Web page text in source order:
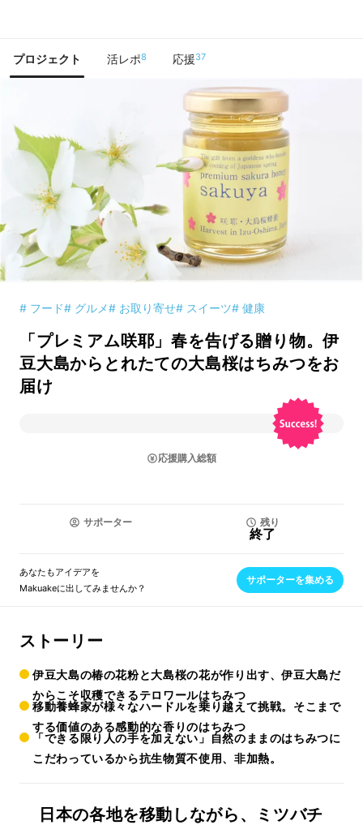
プロジェクト 活レポ8 応援37
# フード# グルメ# お取り寄せ# スイーツ# 健康
「プレミアム咲耶」春を告げる贈り物。伊
豆大島からとれたての大島桜はちみつをお
届け
応援購入総額
サポーター 残り
終了
あなたもアイデアを
Makuakeに出してみませんか？
サポーターを集める
ストーリー
伊豆大島の椿の花粉と大島桜の花が作り出す、伊豆大島だ
からこそ収穫できるテロワールはちみつ
移動養蜂家が様々なハードルを乗り越えて挑戦。そこまで
する価値のある感動的な香りのはちみつ
「できる限り人の手を加えない」自然のままのはちみつに
こだわっているから抗生物質不使用、非加熱。
日本の各地を移動しながら、ミツバチ